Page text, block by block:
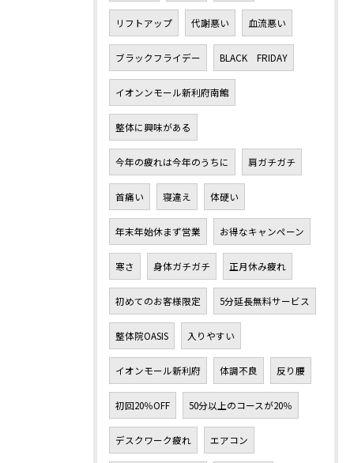
リフトアップ 代謝悪い 血流悪い
ブラックフライデー BLACK FRIDAY
イオンンモール新利府南館
整体に興味がある
今年の疲れは今年のうちに 肩ガチガチ
首痛い 寝違え 体硬い
年末年始休まず営業 お得なキャンペーン
寒さ 身体ガチガチ 正月休み疲れ
初めてのお客様限定 5分延長無料サービス
整体院OASIS 入りやすい
イオンモール新利府 体調不良 反り腰
初回20％OFF 50分以上のコースが20％
デスクワーク疲れ エアコン